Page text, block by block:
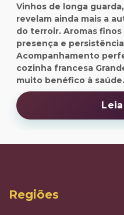
Vinhos de longa
revelam ainda mais a
do terroir. Aromas
presença e
Acompanhamento
cozinha francesa
muito benéfico à
Regiões